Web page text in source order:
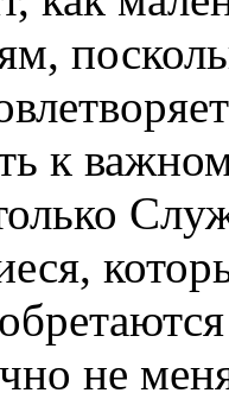
к
не